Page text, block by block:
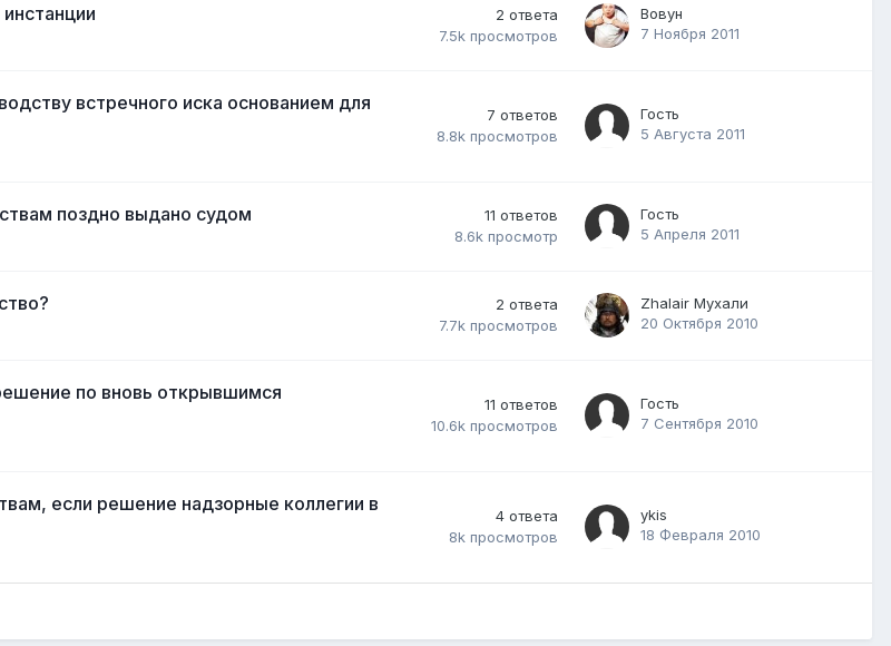
2 ответа
7.5k просмотров
Вовун
7 Ноября 2011
встречного иска основанием для
7 ответов
8.8k просмотров
Гость
5 Августа 2011
поздно выдано судом 11 ответов
8.6k просмотр
Гость
5 Апреля 2011
2 ответа
7.7k просмотров
Zhalair Мухали
20 Октября 2010
по вновь открывшимся
11 ответов
10.6k просмотров
Гость
7 Сентября 2010
если решение надзорные коллегии в
4 ответа
8k просмотров
ykis
18 Февраля 2010